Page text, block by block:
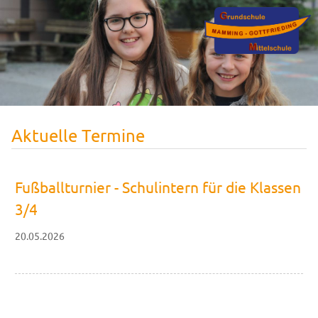
Aktuelle Termine
Fußballturnier - Schulintern für die Klassen
3/4
20.05.2026